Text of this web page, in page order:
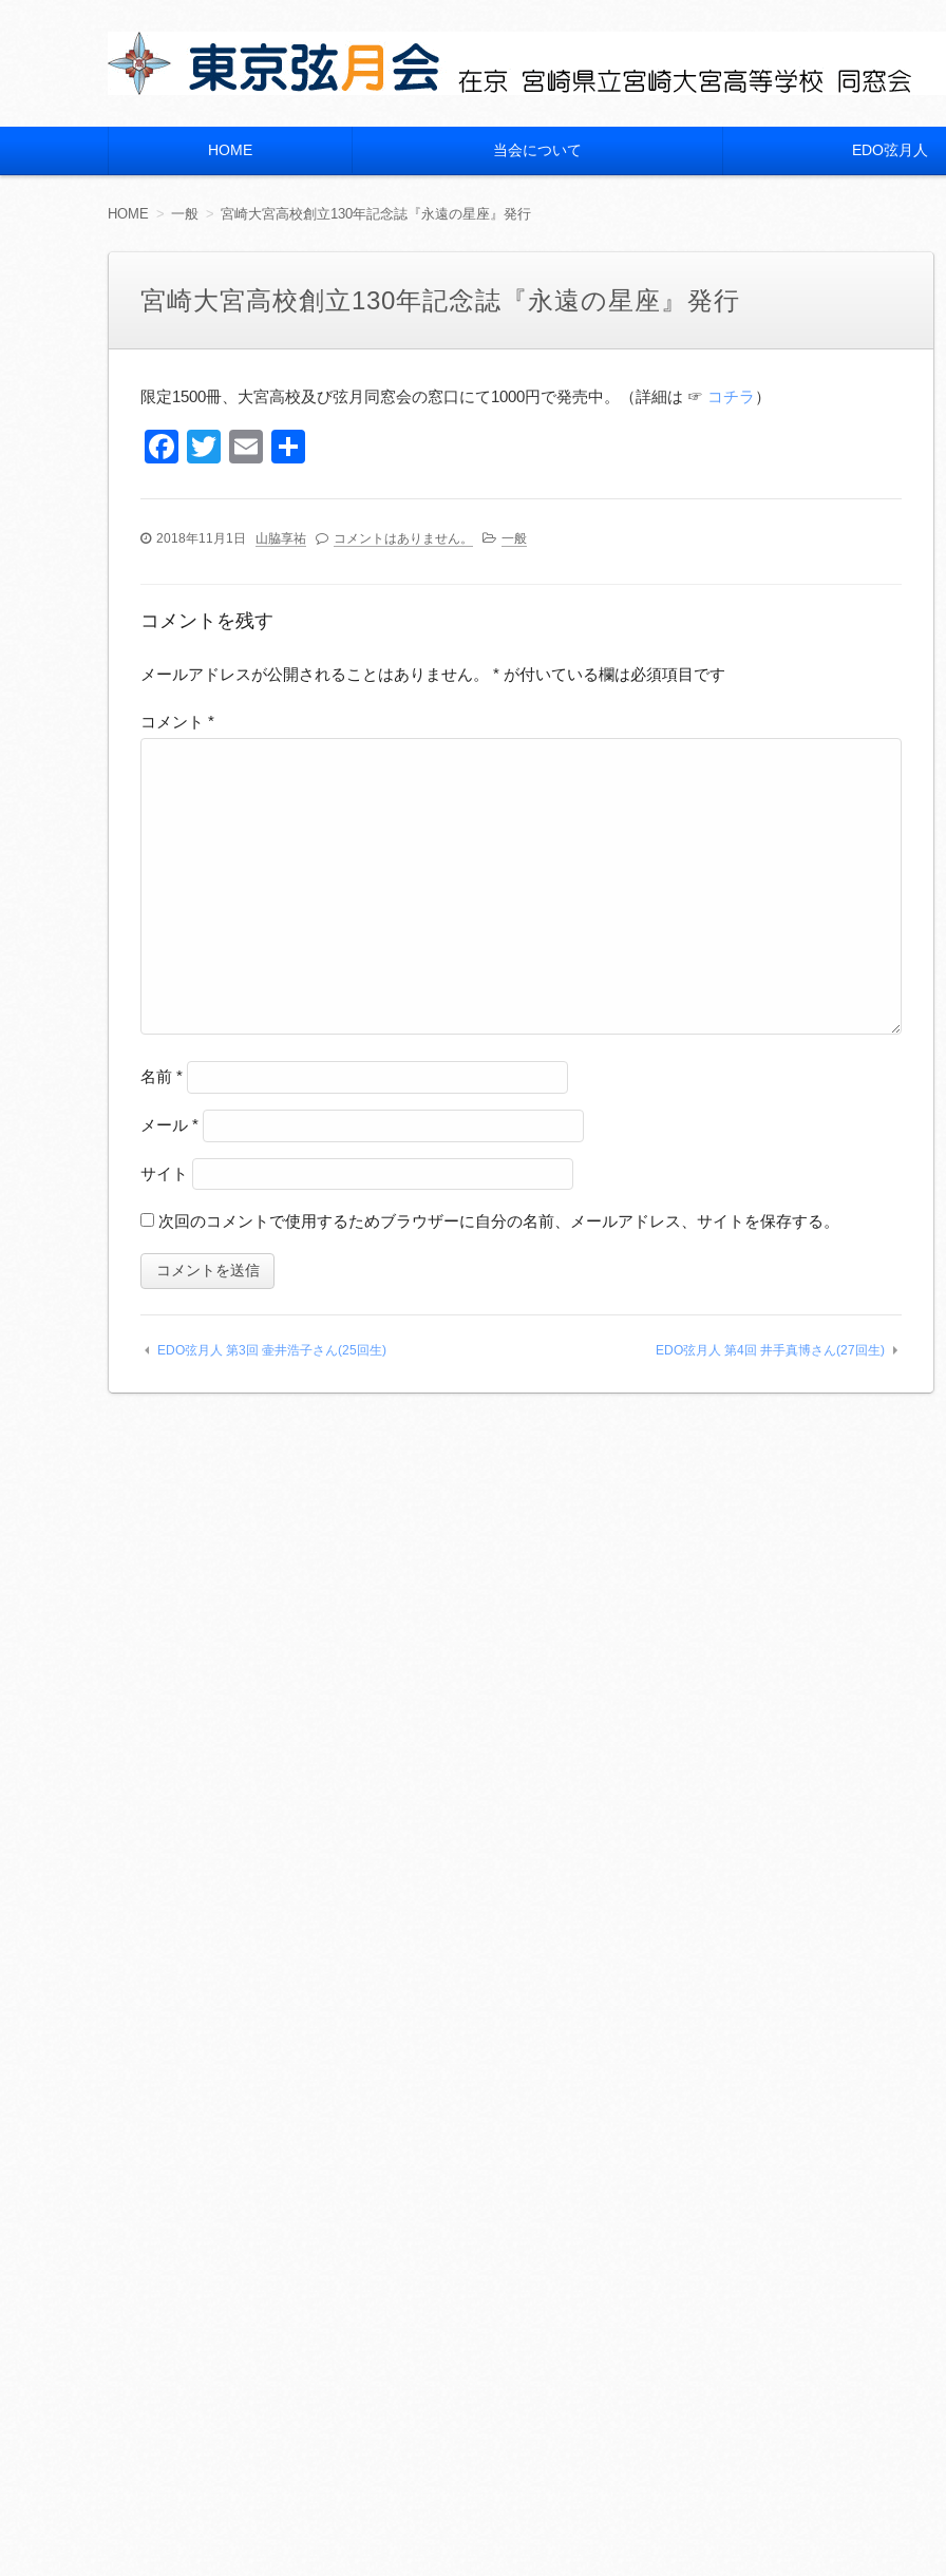
東京弦月会
ン
HOME 当会について EDO弦月人
HOME 一般 宮崎大宮高校創立130年記念誌『永遠の星座』発行
宮崎大宮高校創立130年記念誌『永遠の星座』発行
限定1500冊、大宮高校及び弦月同窓会の窓口にて1000円で発売中。（詳細は ☞ コチラ ）
Facebook
Twitter
Email
2018年11月1日 山脇享祐 コメントはありません。 一般
コメントを残す
メールアドレスが公開されることはありません。 * が付いている欄は必須項目です
コメント *
名前 *
メール *
サイト
次回のコメントで使用するためブラウザーに自分の名前、メールアドレス、サイトを保存する。
EDO弦月人 第3回 壷井浩子さん(25回生) EDO弦月人 第4回 井手真博さん(27回生)